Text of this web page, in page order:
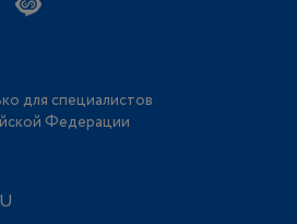
для специалистов
Федерации